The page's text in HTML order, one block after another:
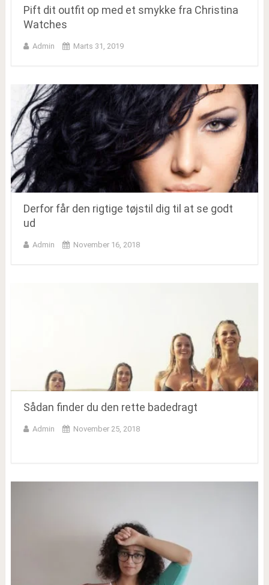
Pift dit outfit op med et smykke fra Christina
Watches
Admin Marts 31, 2019
Derfor får den rigtige tøjstil dig til at se godt
ud
Admin November 16, 2018
Sådan finder du den rette badedragt
Admin November 25, 2018